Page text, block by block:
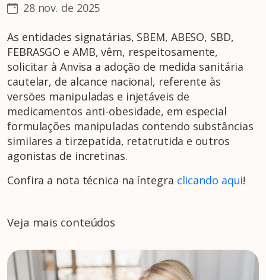
28 nov. de 2025
As entidades signatárias, SBEM, ABESO, SBD,
FEBRASGO e AMB, vêm, respeitosamente,
solicitar à Anvisa a adoção de medida sanitária
cautelar, de alcance nacional, referente às
versões manipuladas e injetáveis de
medicamentos anti-obesidade, em especial
formulações manipuladas contendo substâncias
similares a tirzepatida, retatrutida e outros
agonistas de incretinas.
Confira a nota técnica na íntegra clicando aqui!
Veja mais conteúdos